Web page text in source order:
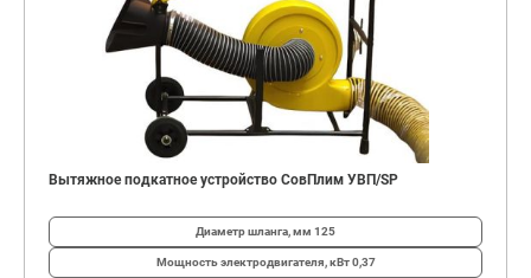
Вытяжное подкатное устройство СовПлим УВП/SP
Диаметр шланга, мм 125
Мощность электродвигателя, кВт0,37